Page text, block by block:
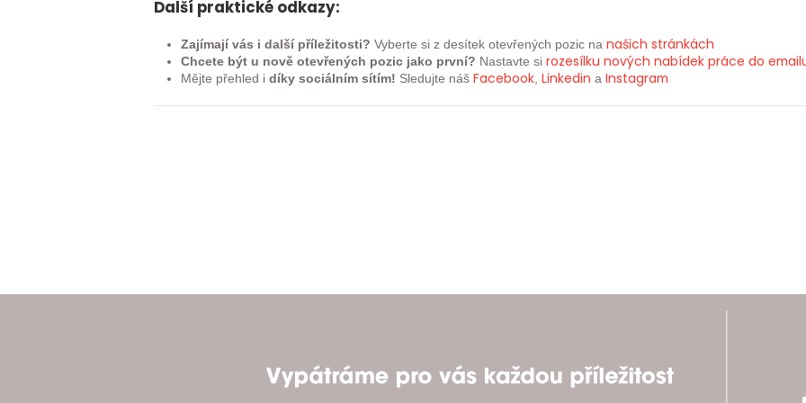
Další praktické odkazy:
Zajímají vás i další příležitosti? Vyberte si z desítek otevřených pozic na našich stránkách
Chcete být u nově otevřených pozic jako první? Nastavte si rozesílku nových nabídek práce do
Mějte přehled i díky sociálním sítím! Sledujte náš Facebook, Linkedin a Instagram